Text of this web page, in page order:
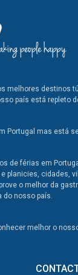
melhores destinos
país está repleto
Portugal mas está
de férias em
planicies, cidades,
o melhor da
do nosso país.
melhor o